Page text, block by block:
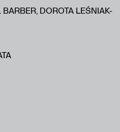
DOROTA LEŚNIAK-